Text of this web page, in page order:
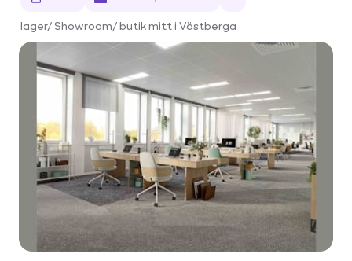
lager/ Showroom/ butik mitt i Västberga